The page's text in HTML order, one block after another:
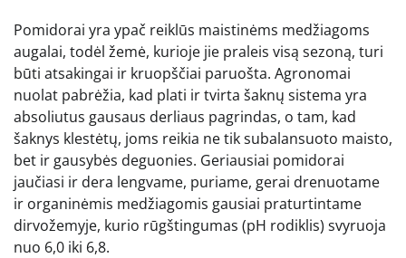
Pomidorai yra ypač reiklūs maistinėms medžiagoms
augalai, todėl žemė, kurioje jie praleis visą sezoną, turi
būti atsakingai ir kruopščiai paruošta. Agronomai
nuolat pabrėžia, kad plati ir tvirta šaknų sistema yra
absoliutus gausaus derliaus pagrindas, o tam, kad
šaknys klestėtų, joms reikia ne tik subalansuoto maisto,
bet ir gausybės deguonies. Geriausiai pomidorai
jaučiasi ir dera lengvame, puriame, gerai drenuotame
ir organinėmis medžiagomis gausiai praturtintame
dirvožemyje, kurio rūgštingumas (pH rodiklis) svyruoja
nuo 6,0 iki 6,8.